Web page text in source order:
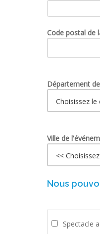
Code postal de
Département
Ville de
Nous
Spectacle